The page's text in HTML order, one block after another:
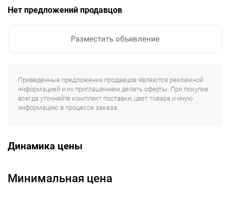
Нет предложений продавцов
Разместить объявление
Приведенные предложения продавцов являются рекламной
информацией и их приглашением делать оферты. При покупке
всегда уточняйте комплект поставки, цвет товара и иную
информацию в процессе заказа.
Динамика цены
Минимальная цена